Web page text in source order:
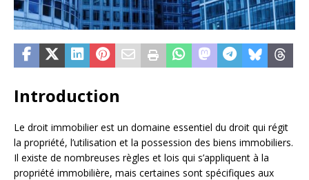
Introduction
Le droit immobilier est un domaine essentiel du droit qui régit
la propriété, l’utilisation et la possession des biens immobiliers.
Il existe de nombreuses règles et lois qui s’appliquent à la
propriété immobilière, mais certaines sont spécifiques aux